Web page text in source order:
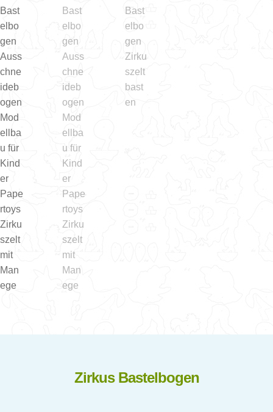
Bauernhof Bastelbogen
Schloss & Garten
Zirkus Bastelbogen
Garten Bastelbogen
Unser Dorf Bastelbogen
Arche Noah
Park der Tiere Bastelbogen
Weihnachtskrippe Bastelbogen
Lichterhaus Bastelbogen
Zirkus Bastelbogen